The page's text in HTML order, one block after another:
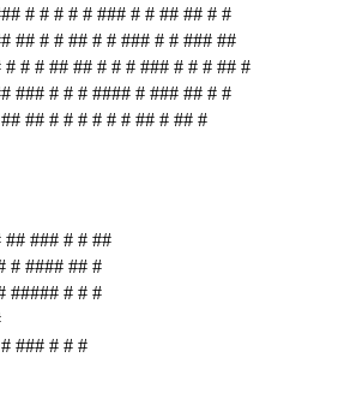
# # # # # ### # # ## ## # #
## # # ## # # ### # # ### ##
# # ## ## # # # ### # # # ## #
### # # # #### # ### ## # #
## # # # # # # ## # ## #
## ### # # ##
# #### ## #
##### # # #
### # # #